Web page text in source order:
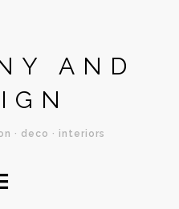
AND
· deco · interiors